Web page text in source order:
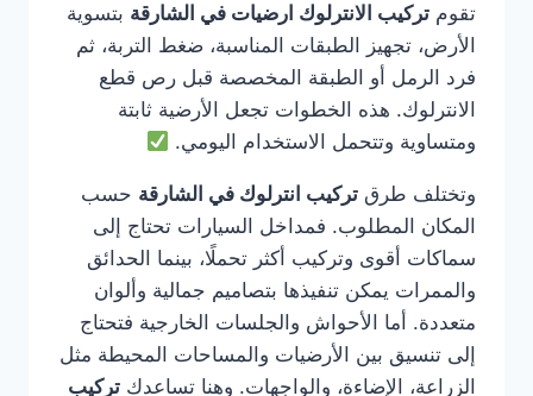
تقوم تركيب الانترلوك ارضيات في الشارقة بتسوية
الأرض، تجهيز الطبقات المناسبة، ضغط التربة، ثم
فرد الرمل أو الطبقة المخصصة قبل رص قطع
الانترلوك. هذه الخطوات تجعل الأرضية ثابتة
ومتساوية وتتحمل الاستخدام اليومي.
وتختلف طرق تركيب انترلوك في الشارقة حسب
المكان المطلوب. فمداخل السيارات تحتاج إلى
سماكات أقوى وتركيب أكثر تحملًا، بينما الحدائق
والممرات يمكن تنفيذها بتصاميم جمالية وألوان
متعددة. أما الأحواش والجلسات الخارجية فتحتاج
إلى تنسيق بين الأرضيات والمساحات المحيطة مثل
الزراعة، الإضاءة، والواجهات. وهنا تساعدك تركيب